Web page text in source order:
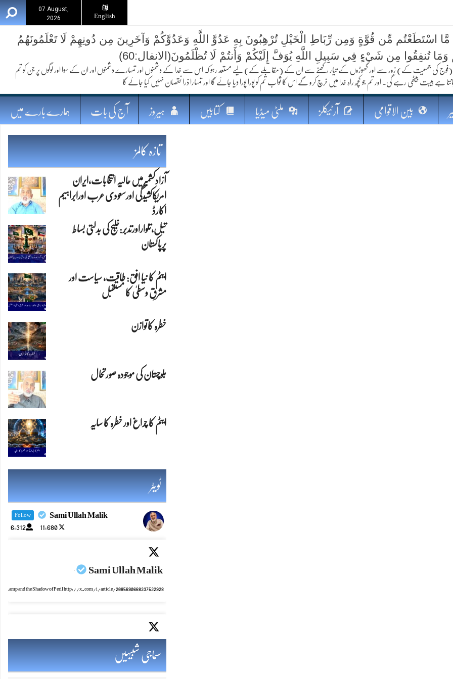
07 August,
2026
English
مستقبل
مَّا اسْتَطَعْتُم مِّن قُوَّةٍ وَمِن رِّبَاطِ الْخَيْلِ تُرْهِبُونَ بِهِ عَدُوَّ اللَّهِ وَعَدُوَّكُمْ وَآخَرِينَ مِن دُونِهِمْ لَا تَعْلَمُونَهُمُ
وَمَا تُنفِقُوا مِن شَيْءٍ فِي سَبِيلِ اللَّهِ يُوَفَّ إِلَيْكُمْ وَأَنتُمْ لَا تُظْلَمُونَ(الانفال:60)
کی جمعیت کے) زور سے اور گھوڑوں کے تیار رکھنے سے ان کے (مقابلے کے) لیے مستعد رہو کہ اس سے خدا کے دشمنوں اور تمہارے دشمنوں اور ان کے سوا اور لوگوں پر جن کو تم
ہے ہیبت بیٹھی رہے گی۔ اور تم جو کچھ راہ خدا میں خرچ کرو گے اس کا ثواب تم کو پورا پورا دیا جائے گا اور تمہارا ذرا نقصان نہیں کیا جائے گا
بین الاقوامی آرٹیکلز ملٹی میڈیا کتابیں ہیروز آج کی بات ہمارے بارے میں
تازہ کالمز
ایٹم کا چراغ اور خطرہ کا سایہ
آزادکشمیرمیں حالیہ انتخابات،ایران
امریکاکشیدگی اورسعودی عرب اورابراہیم
اکارڈ
تیل،تلواراورتدبر:خلیج کی بدلتی بساط
پرپاکستان
ایٹم کا نیا افق: طاقت، سیاست اور
مشرقِ وسطیٰ کا مستقبل
خطرہ کاتوازن
بلوچستان کی موجودہ صورتحال
ٹویٹر
Sami Ullah Malik
Follow
11,680
6,312
Sami Ullah Malik
·
Lamp and the Shadow of Peril http://x.com/i/article/2085690668337532928
Sami Ullah Malik
ایٹم کا چراغ اور خطرہ کا سایہ http://x.com/i/article/2085690028282511360
سماجی شبیہیں